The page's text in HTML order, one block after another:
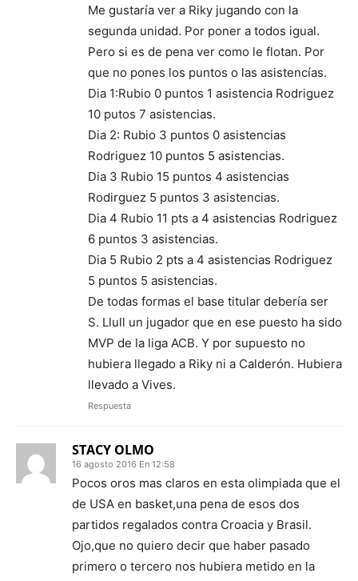
Me gustaría ver a Riky jugando con la
segunda unidad. Por poner a todos igual.
Pero si es de pena ver como le flotan. Por
que no pones los puntos o las asistencías.
Dia 1:Rubio 0 puntos 1 asistencia Rodriguez
10 putos 7 asistencias.
Dia 2: Rubio 3 puntos 0 asistencias
Rodriguez 10 puntos 5 asistencias.
Dia 3 Rubio 15 puntos 4 asistencias
Rodirguez 5 puntos 3 asistencias.
Dia 4 Rubio 11 pts a 4 asistencias Rodriguez
6 puntos 3 asistencias.
Dia 5 Rubio 2 pts a 4 asistencias Rodriguez
5 puntos 5 asistencias.
De todas formas el base titular debería ser
S. Llull un jugador que en ese puesto ha sido
MVP de la liga ACB. Y por supuesto no
hubiera llegado a Riky ni a Calderón. Hubiera
llevado a Vives.
Respuesta
STACY OLMO
16 agosto 2016 En 12:58
Pocos oros mas claros en esta olimpiada que el
de USA en basket,una pena de esos dos
partidos regalados contra Croacia y Brasil.
Ojo,que no quiero decir que haber pasado
primero o tercero nos hubiera metido en la